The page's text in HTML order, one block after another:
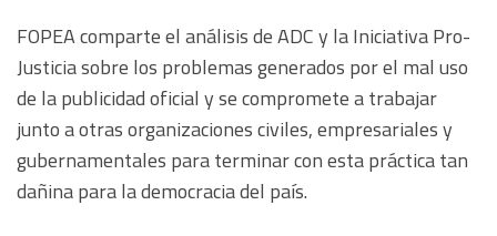
FOPEA comparte el análisis de ADC y la Iniciativa Pro-
Justicia sobre los problemas generados por el mal uso
de la publicidad oficial y se compromete a trabajar
junto a otras organizaciones civiles, empresariales y
gubernamentales para terminar con esta práctica tan
dañina para la democracia del país.